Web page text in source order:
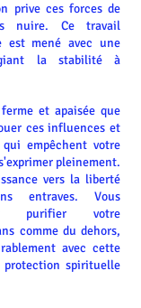
prive ces forces de
nuire. Ce travail
est mené avec une
la stabilité à
et apaisée que
ces influences et
empêchent votre
pleinement.
vers la liberté
entraves. Vous
purifier votre
comme du dehors,
avec cette
spirituelle